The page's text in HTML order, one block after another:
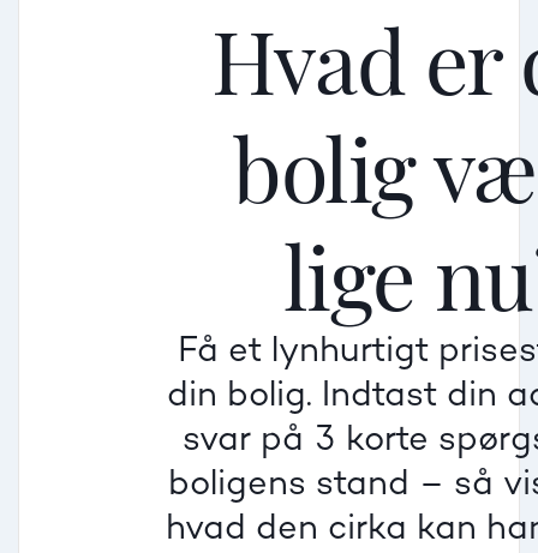
Hvad er
bolig
lige
Få et lynhurtigt
din bolig. Indtast din
svar på 3 korte
boligens stand – så
hvad den cirka kan
Dårlig
Mindre god
Mellem
Dårlig
Mindre god
Mellem
Dårlig
Mindre god
Mellem
Villa
Beregner pris